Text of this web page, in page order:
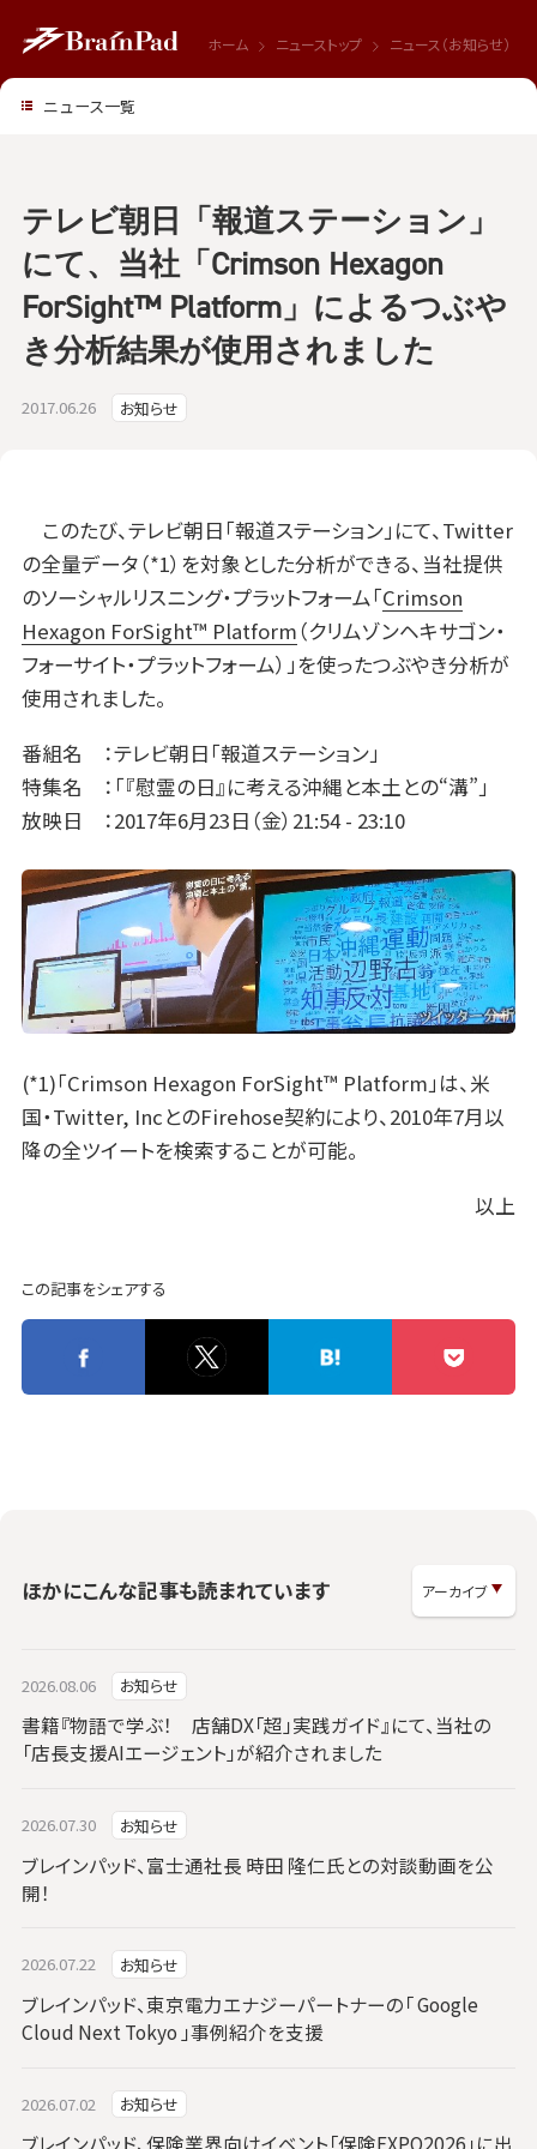
ホーム ニューストップ ニュース（お知らせ）
2017.06.26 お知らせ
テレビ朝日「報道ステーション」
にて、当社「Crimson Hexagon
ForSight™ Platform」によるつぶや
き分析結果が使用されました
このたび、テレビ朝日「報道ステーション」にて、Twitter
の全量データ（*1）を対象とした分析ができる、当社提供
のソーシャルリスニング・プラットフォーム「Crimson
Hexagon ForSight™ Platform（クリムゾンヘキサゴン・
フォーサイト・プラットフォーム）」を使ったつぶやき分析が
使用されました。
番組名 ：テレビ朝日「報道ステーション」
特集名 ：「『慰霊の日』に考える沖縄と本土との“溝”」
放映日 ：2017年6月23日（金）21:54 - 23:10
(*1)「Crimson Hexagon ForSight™ Platform」は、米
国・Twitter, IncとのFirehose契約により、2010年7月以
降の全ツイートを検索することが可能。
以上
この記事をシェアする
ほかにこんな記事も読まれています
2026.08.06 お知らせ
書籍『物語で学ぶ！ 店舗DX「超」実践ガイド』にて、当社の
「店長支援AIエージェント」が紹介されました
2026.07.30 お知らせ
ブレインパッド、富士通社長 時田 隆仁氏との対談動画を公
開！
2026.07.22 お知らせ
ブレインパッド、東京電力エナジーパートナーの「 Google
Cloud Next Tokyo 」事例紹介を支援
2026.07.02 お知らせ
ブレインパッド、保険業界向けイベント「保険EXPO2026」に出
ニュース一覧